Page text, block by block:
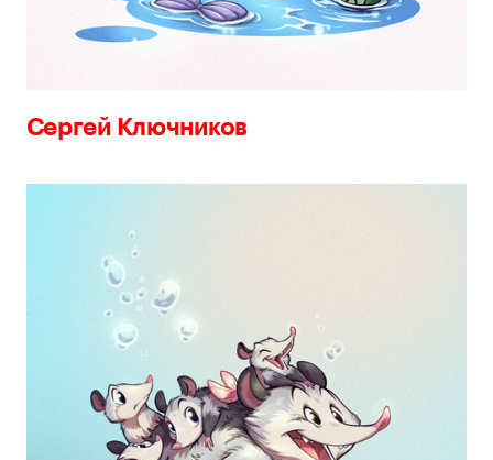
Сергей Ключников